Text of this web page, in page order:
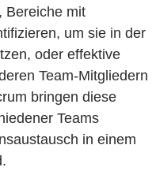
Bereiche mit
um sie in der
oder effektive
Team-Mitgliedern
bringen diese
Teams
in einem